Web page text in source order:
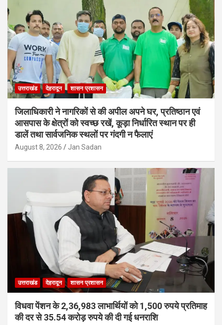
उत्तराखंड देहरादून शासन प्रशासन
जिलाधिकारी ने नागरिकों से की अपील अपने घर, प्रतिष्ठान एवं
आसपास के क्षेत्रों को स्वच्छ रखें, कूड़ा निर्धारित स्थान पर ही
डालें तथा सार्वजनिक स्थलों पर गंदगी न फैलाएं
August 8, 2026 Jan Sadan
उत्तराखंड देहरादून शासन प्रशासन
विधवा पेंशन के 2,36,983 लाभार्थियों को 1,500 रुपये प्रतिमाह
की दर से 35.54 करोड़ रुपये की दी गई धनराशि